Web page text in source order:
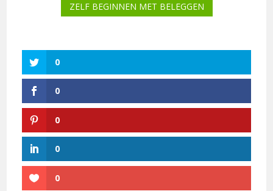
ZELF BEGINNEN MET BELEGGEN
0
0
0
0
0